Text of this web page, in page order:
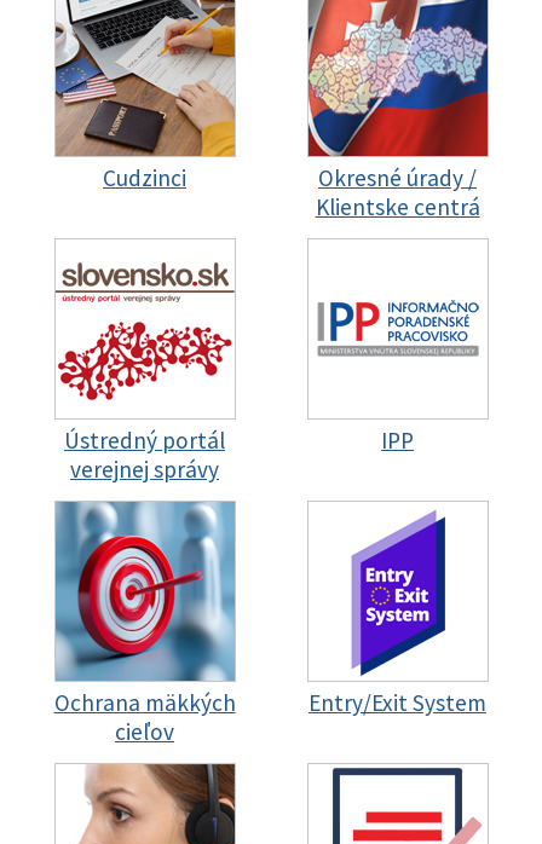
Cudzinci
Okresné úrady /
Klientske centrá
Ústredný portál
verejnej správy
IPP
Ochrana mäkkých
cieľov
Entry/Exit System